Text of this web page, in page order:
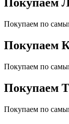
Покупаем по
Покупаем
Покупаем по
Покупаем
Покупаем по